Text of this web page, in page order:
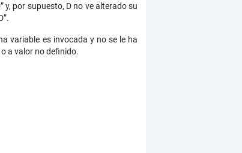
y, por supuesto, D no ve alterado su
variable es invocada y no se le ha
a valor no definido.